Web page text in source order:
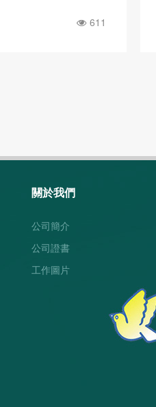
611
關於我們
公司簡介
公司證書
工作圖片